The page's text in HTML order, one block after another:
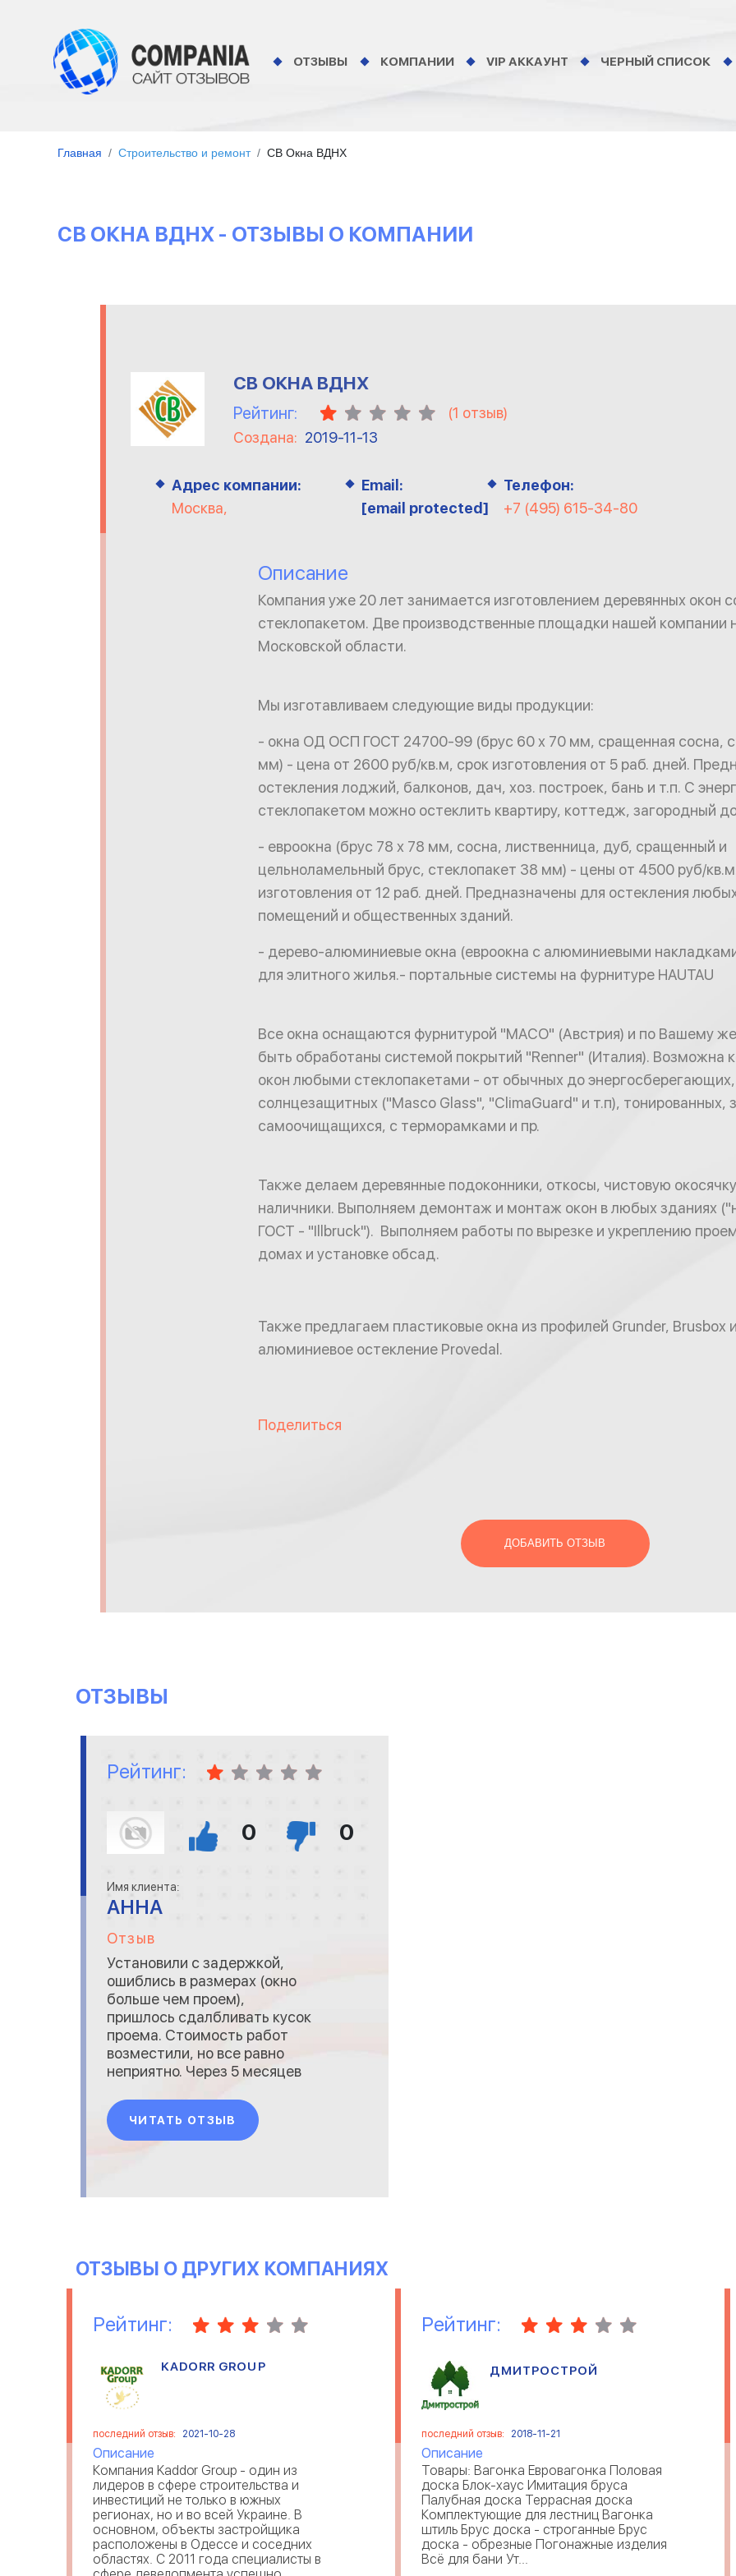
ОТЗЫВЫ КОМПАНИИ VIP АККАУНТ ЧЕРНЫЙ СПИСОК
Главная Строительство и ремонт СВ Окна ВДНХ
СВ ОКНА ВДНХ - ОТЗЫВЫ О КОМПАНИИ
СВ ОКНА ВДНХ
Рейтинг: (1 отзыв)
Создана: 2019-11-13
Адрес компании:
Москва,
Email:
[email protected]
Телефон:
+7 (495) 615-34-80
Описание
Компания уже 20 лет занимается изготовлением деревянных окон
стеклопакетом. Две производственные площадки нашей компании
Московской области.
Мы изготавливаем следующие виды продукции:
- окна ОД ОСП ГОСТ 24700-99 (брус 60 х 70 мм, сращенная сосна,
мм) - цена от 2600 руб/кв.м, срок изготовления от 5 раб. дней.
остекления лоджий, балконов, дач, хоз. построек, бань и т.п. С
стеклопакетом можно остеклить квартиру, коттедж, загородный
- евроокна (брус 78 х 78 мм, сосна, лиственница, дуб, сращенный и
цельноламельный брус, стеклопакет 38 мм) - цены от 4500 руб/
изготовления от 12 раб. дней. Предназначены для остекления
помещений и общественных зданий.
- дерево-алюминиевые окна (евроокна с алюминиевыми
для элитного жилья.- портальные системы на фурнитуре HAUTAU
Все окна оснащаются фурнитурой "MACO" (Австрия) и по Вашему
быть обработаны системой покрытий "Renner" (Италия). Возможна
окон любыми стеклопакетами - от обычных до энергосберегающих,
солнцезащитных ("Masco Glass", "ClimaGuard" и т.п), тонированных,
самоочищащихся, с терморамками и пр.
Также делаем деревянные подоконники, откосы, чистовую
наличники. Выполняем демонтаж и монтаж окон в любых зданиях
ГОСТ - "Illbruck"). Выполняем работы по вырезке и укреплению
домах и установке обсад.
Также предлагаем пластиковые окна из профилей Grunder, Brusbox и
алюминиевое остекление Provedal.
Поделиться
ДОБАВИТЬ ОТЗЫВ
ОТЗЫВЫ
Рейтинг:
0 0
Имя клиента:
АННА
Отзыв
Установили с задержкой,
ошиблись в размерах (окно
больше чем проем),
пришлось сдалбливать кусок
проема. Стоимость работ
возместили, но все равно
неприятно. Через 5 месяцев
створки. Говорят не
гарантийный случай,
требуется регулировка,
ЧИТАТЬ ОТЗЫВ
ОТЗЫВЫ О ДРУГИХ КОМПАНИЯХ
Рейтинг:
KADORR GROUP
последний отзыв: 2021-10-28
Описание
Компания Kaddor Group - один из
лидеров в сфере строительства и
инвестиций не только в южных
регионах, но и во всей Украине. В
основном, объекты застройщика
расположены в Одессе и соседних
областях. С 2011 года специалисты в
Рейтинг:
ДМИТРОСТРОЙ
последний отзыв: 2018-11-21
Описание
Товары: Вагонка Евровагонка Половая
доска Блок-хаус Имитация бруса
Палубная доска Террасная доска
Комплектующие для лестниц Вагонка
штиль Брус доска - строганные Брус
доска - обрезные Погонажные изделия
Всё для бани Ут...